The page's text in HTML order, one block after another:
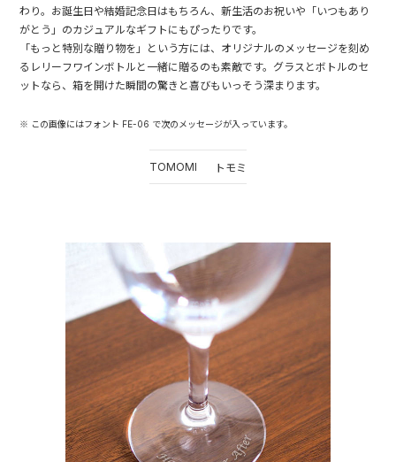
わり。お誕生日や結婚記念日はもちろん、新生活のお祝いや「いつもあり
がとう」のカジュアルなギフトにもぴったりです。
「もっと特別な贈り物を」という方には、オリジナルのメッセージを刻め
るレリーフワインボトルと一緒に贈るのも素敵です。グラスとボトルのセ
ットなら、箱を開けた瞬間の驚きと喜びもいっそう深まります。
※ この画像にはフォント FE-06 で次のメッセージが入っています。
TOMOMI トモミ